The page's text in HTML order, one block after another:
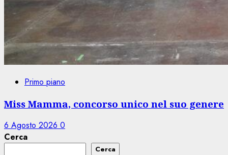
Primo piano
Miss Mamma, concorso unico nel suo genere
6 Agosto 2026 0
Cerca
Cerca